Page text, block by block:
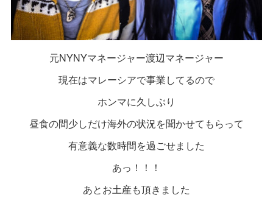
元NYNYマネージャー渡辺マネージャー
現在はマレーシアで事業してるので
ホンマに久しぶり
昼食の間少しだけ海外の状況を聞かせてもらって
有意義な数時間を過ごせました
あっ！！！
あとお土産も頂きました